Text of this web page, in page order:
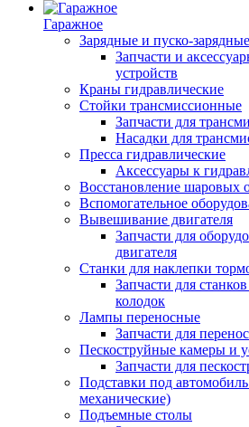
Гаражное
Зарядные и пуско-
Запчасти и
устройств
Краны гидравлические
Стойки трансмиссионные
Запчасти для
Насадки для
Пресса гидравлические
Аксессуары к
Восстановление шаровых
Вспомогательное
Вывешивание двигателя
Запчасти для
двигателя
Станки для наклепки
Запчасти для
колодок
Лампы переносные
Запчасти для
Пескоструйные камеры и
Запчасти для
Подставки под
механические)
Подъемные столы